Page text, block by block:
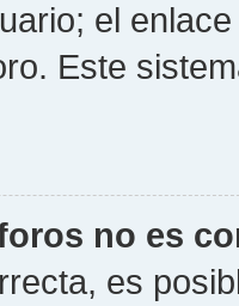
el
Este
no es
es